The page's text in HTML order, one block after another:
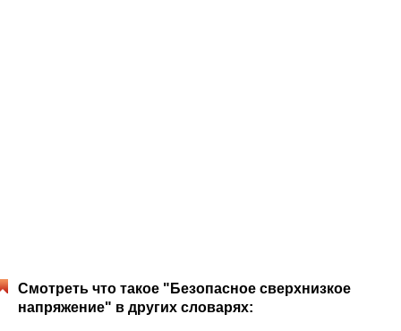
Смотреть что такое "Безопасное сверхнизкое
напряжение" в других словарях: